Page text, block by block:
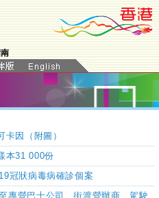
卡因（附圖）
本31 000份
冠狀病毒病確診個案
專營巴士公司、街渡營辦商、駕駛